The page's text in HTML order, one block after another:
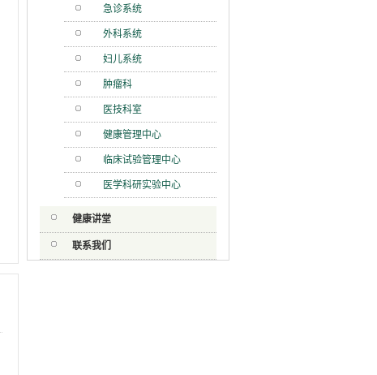
急诊系统
外科系统
妇儿系统
肿瘤科
医技科室
健康管理中心
临床试验管理中心
医学科研实验中心
健康讲堂
联系我们